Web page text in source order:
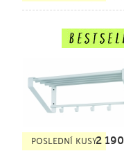
POSLEDNÍ KUSY2 190